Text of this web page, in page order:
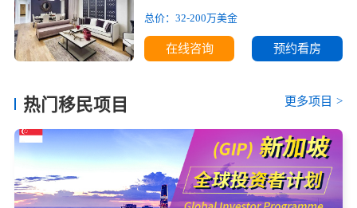
总价：32-200万美金
在线咨询 预约看房
热门移民项目 更多项目 >